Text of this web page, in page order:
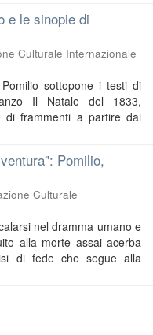
e le sinopie di
Culturale Internazionale
sottopone i testi di
Il Natale del 1833,
di frammenti a partire dai
Pomilio,
Culturale
nel dramma umano e
alla morte assai acerba
di fede che segue alla